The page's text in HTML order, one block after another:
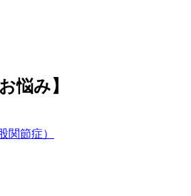
悩み】
関節症）